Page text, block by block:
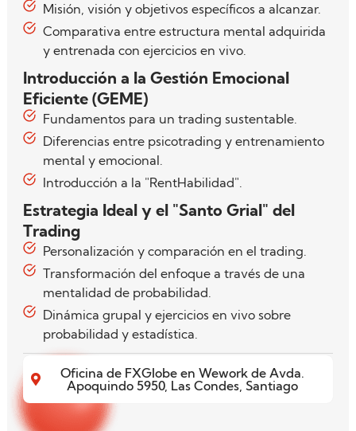
Misión, visión y objetivos específicos a alcanzar.
Comparativa entre estructura mental adquirida
y entrenada con ejercicios en vivo.
Introducción a la Gestión Emocional
Eficiente (GEME)
Fundamentos para un trading sustentable.
Diferencias entre psicotrading y entrenamiento
mental y emocional.
Introducción a la "RentHabilidad".
Estrategia Ideal y el "Santo Grial" del
Trading
Personalización y comparación en el trading.
Transformación del enfoque a través de una
mentalidad de probabilidad.
Dinámica grupal y ejercicios en vivo sobre
probabilidad y estadística.
Oficina de FXGlobe en Wework de Avda.
Apoquindo 5950, Las Condes, Santiago